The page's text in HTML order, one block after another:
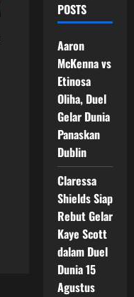
POSTS
Aaron
McKenna vs
Etinosa
Oliha, Duel
Gelar Dunia
Panaskan
Dublin
Claressa
Shields Siap
Rebut Gelar
Kaye Scott
dalam Duel
Dunia 15
Agustus